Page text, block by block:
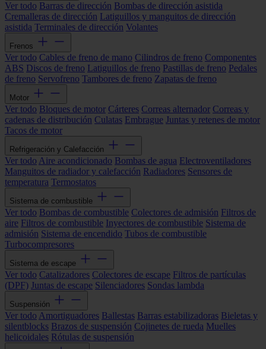
Ver todo Barras de dirección Bombas de dirección asistida
Cremalleras de dirección Latiguillos y manguitos de dirección
asistida Terminales de dirección Volantes
Frenos
Ver todo Cables de freno de mano Cilindros de freno Componentes
ABS Discos de freno Latiguillos de freno Pastillas de freno Pedales
de freno Servofreno Tambores de freno Zapatas de freno
Motor
Ver todo Bloques de motor Cárteres Correas alternador Correas y
cadenas de distribución Culatas Embrague Juntas y retenes de motor
Tacos de motor
Refrigeración y Calefacción
Ver todo Aire acondicionado Bombas de agua Electroventiladores
Manguitos de radiador y calefacción Radiadores Sensores de
temperatura Termostatos
Sistema de combustible
Ver todo Bombas de combustible Colectores de admisión Filtros de
aire Filtros de combustible Inyectores de combustible Sistema de
admisión Sistema de encendido Tubos de combustible
Turbocompresores
Sistema de escape
Ver todo Catalizadores Colectores de escape Filtros de partículas
(DPF) Juntas de escape Silenciadores Sondas lambda
Suspensión
Ver todo Amortiguadores Ballestas Barras estabilizadoras Bieletas y
silentblocks Brazos de suspensión Cojinetes de rueda Muelles
helicoidales Rótulas de suspensión